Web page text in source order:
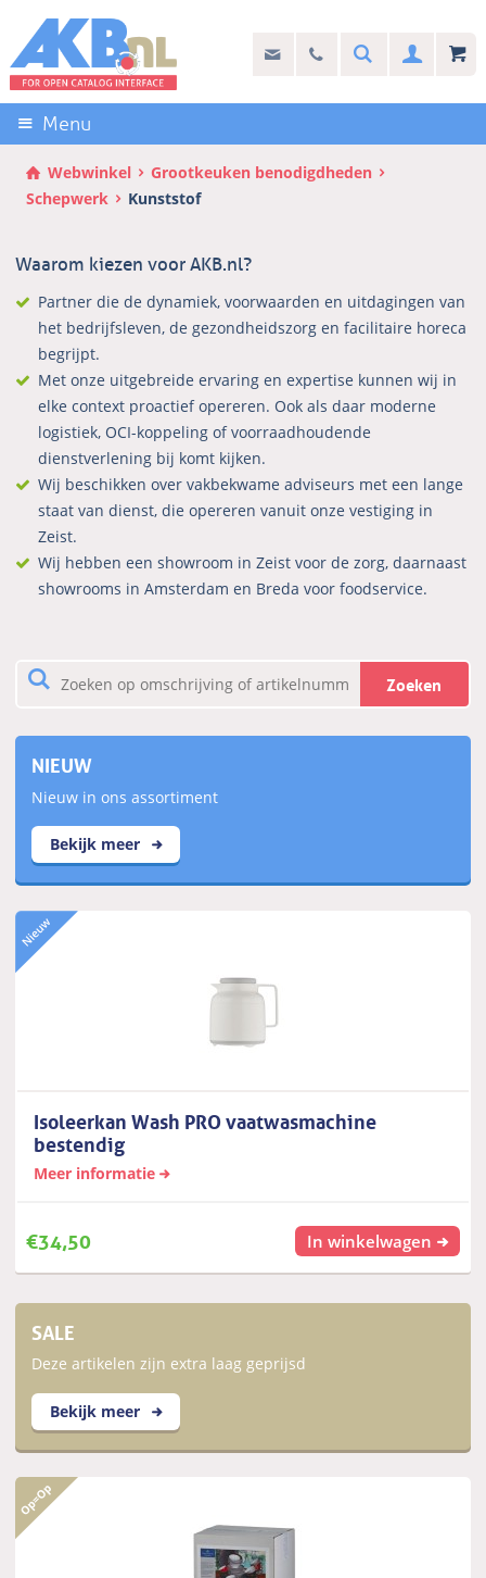
links
over
Direct
naar
de
inhoud
Direct
hoofdmenu
info@akb.nl
Stel uw vraag
030 69 50 814Search
Menu
Webwinkel
Grootkeuken benodigdheden
Schepwerk
Kunststof
Waarom kiezen voor AKB.nl?
Partner die de dynamiek, voorwaarden en uitdagingen van
het bedrijfsleven, de gezondheidszorg en facilitaire horeca
begrijpt.
Met onze uitgebreide ervaring en expertise kunnen wij in
elke context proactief opereren. Ook als daar moderne
logistiek, OCI-koppeling of voorraadhoudende
dienstverlening bij komt kijken.
Wij beschikken over vakbekwame adviseurs met een lange
staat van dienst, die opereren vanuit onze vestiging in
Zeist.
Wij hebben een showroom in Zeist voor de zorg, daarnaast
showrooms in Amsterdam en Breda voor foodservice.
Zoeken
NIEUW
Nieuw in ons assortiment
Bekijk meer
Isoleerkan Wash PRO vaatwasmachine
bestendig
Meer informatie
€34,50 In winkelwagen
SALE
Deze artikelen zijn extra laag geprijsd
Bekijk meer